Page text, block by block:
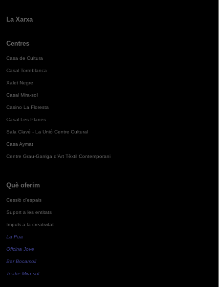
La Xarxa
Centres
Casa de Cultura
Casal Torreblanca
Xalet Negre
Casal Mira-sol
Casino La Floresta
Casal Les Planes
Sala Clavé - La Unió Centre Cultural
Casa Aymat
Centre Grau-Garriga d'Art Tèxtil Contemporani
Què oferim
Cessió d'espais
Suport a les entitats
Impuls a la creativitat
La Pua
Oficina Jove
Bar Bocamoll
Teatre Mira-sol